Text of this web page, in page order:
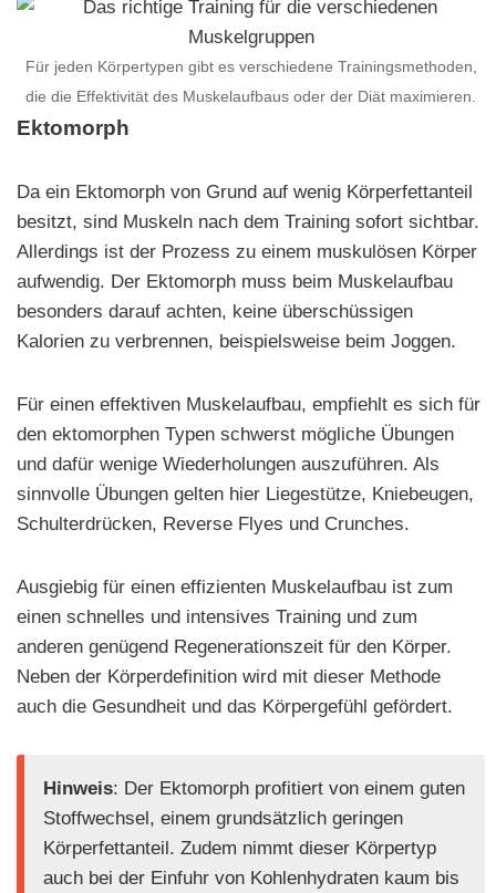
Für jeden Körpertypen gibt es verschiedene Trainingsmethoden,
die die Effektivität des Muskelaufbaus oder der Diät maximieren.
Ektomorph
Da ein Ektomorph von Grund auf wenig Körperfettanteil
besitzt, sind Muskeln nach dem Training sofort sichtbar.
Allerdings ist der Prozess zu einem muskulösen Körper
aufwendig. Der Ektomorph muss beim Muskelaufbau
besonders darauf achten, keine überschüssigen
Kalorien zu verbrennen, beispielsweise beim Joggen.
Für einen effektiven Muskelaufbau, empfiehlt es sich für
den ektomorphen Typen schwerst mögliche Übungen
und dafür wenige Wiederholungen auszuführen. Als
sinnvolle Übungen gelten hier Liegestütze, Kniebeugen,
Schulterdrücken, Reverse Flyes und Crunches.
Ausgiebig für einen effizienten Muskelaufbau ist zum
einen schnelles und intensives Training und zum
anderen genügend Regenerationszeit für den Körper.
Neben der Körperdefinition wird mit dieser Methode
auch die Gesundheit und das Körpergefühl gefördert.
Hinweis: Der Ektomorph profitiert von einem guten
Stoffwechsel, einem grundsätzlich geringen
Körperfettanteil. Zudem nimmt dieser Körpertyp
auch bei der Einfuhr von Kohlenhydraten kaum bis